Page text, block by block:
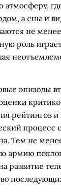
атмосферу,
а сны и
не
роль
эпизоды
рейтингов и
процесс
Тем не
армию
развитие